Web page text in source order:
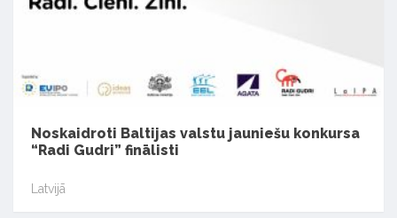
Noskaidroti Baltijas valstu jauniešu konkursa
“Radi Gudri” finālisti
Latvijā